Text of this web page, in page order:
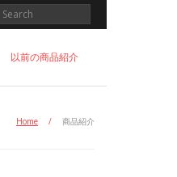
以前の商品紹介
Home / 商品紹介